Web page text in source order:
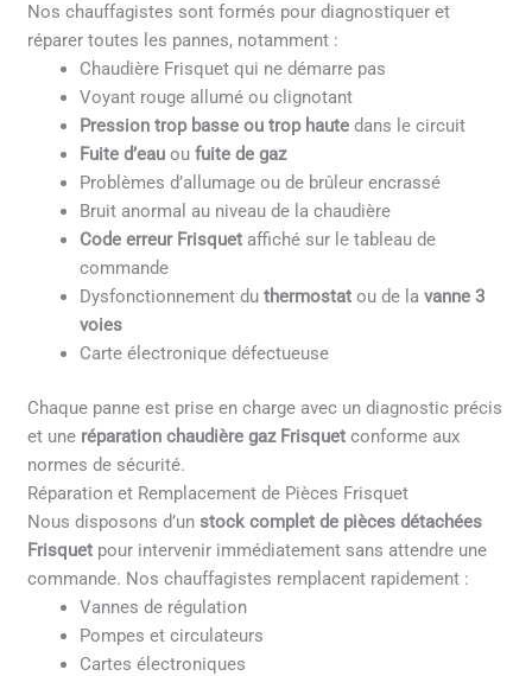
Nos chauffagistes sont formés pour diagnostiquer et
réparer toutes les pannes, notamment :
Chaudière Frisquet qui ne démarre pas
Voyant rouge allumé ou clignotant
Pression trop basse ou trop haute dans le circuit
Fuite d’eau oufuite de gaz
Problèmes d’allumage ou de brûleur encrassé
Bruit anormal au niveau de la chaudière
Code erreur Frisquet affiché sur le tableau de
commande
Dysfonctionnement duthermostat ou de lavanne 3
voies
Carte électronique défectueuse
Chaque panne est prise en charge avec un diagnostic précis
et une réparation chaudière gaz Frisquet conforme aux
normes de sécurité.
Réparation et Remplacement de Pièces Frisquet
Nous disposons d’unstock complet de pièces détachées
Frisquet pour intervenir immédiatement sans attendre une
commande. Nos chauffagistes remplacent rapidement :
Vannes de régulation
Pompes et circulateurs
Cartes électroniques